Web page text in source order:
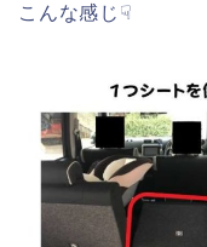
こんな感じ☟